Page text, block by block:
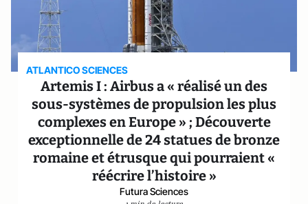
ATLANTICO SCIENCES
Artemis I : Airbus a « réalisé un des
sous-systèmes de propulsion les plus
complexes en Europe » ; Découverte
exceptionnelle de 24 statues de bronze
romaine et étrusque qui pourraient «
réécrire l’histoire »
Futura Sciences